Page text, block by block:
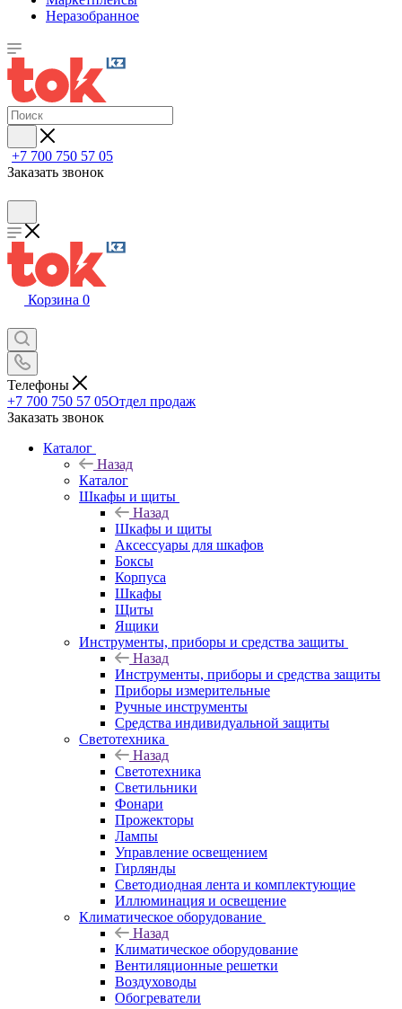
Неразобранное
+7 700 750 57 05
Заказать звонок
Корзина 0
Телефоны
+7 700 750 57 05Отдел продаж
Заказать звонок
Каталог
Назад
Каталог
Шкафы и щиты
Назад
Шкафы и щиты
Аксессуары для шкафов
Боксы
Корпуса
Шкафы
Щиты
Ящики
Инструменты, приборы и средства защиты
Назад
Инструменты, приборы и средства защиты
Приборы измерительные
Ручные инструменты
Средства индивидуальной защиты
Светотехника
Назад
Светотехника
Светильники
Фонари
Прожекторы
Лампы
Управление освещением
Гирлянды
Светодиодная лента и комплектующие
Иллюминация и освещение
Климатическое оборудование
Назад
Климатическое оборудование
Вентиляционные решетки
Воздуховоды
Обогреватели